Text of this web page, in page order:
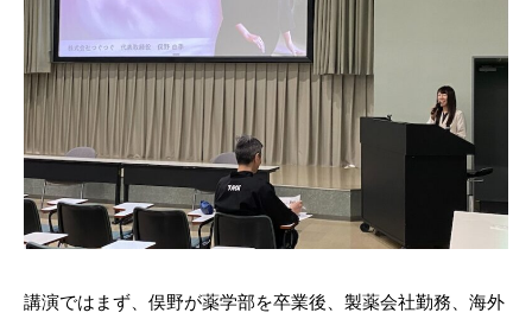
講演ではまず、俣野が薬学部を卒業後、製薬会社勤務、海外